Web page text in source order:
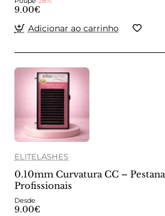
9.00€
Adicionar ao carrinho
ELITELASHES
0.10mm Curvatura CC –
Profissionais
Desde
9.00€